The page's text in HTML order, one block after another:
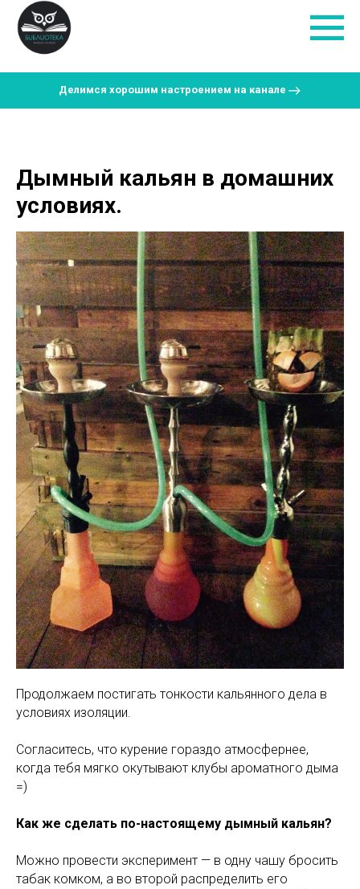
Делимся хорошим настроением на канале
Дымный кальян в домашних
условиях.
Продолжаем постигать тонкости кальянного дела в
условиях изоляции.
Согласитесь, что курение гораздо атмосфернее,
когда тебя мягко окутывают клубы ароматного дыма
=)
Как же сделать по-настоящему дымный кальян?
Можно провести эксперимент — в одну чашу бросить
табак комком, а во второй распределить его